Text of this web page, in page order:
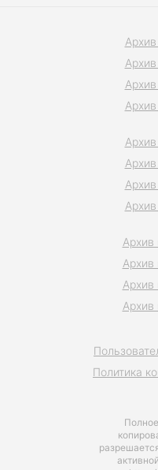
Политика
Архив
Архив
Архив
Архив